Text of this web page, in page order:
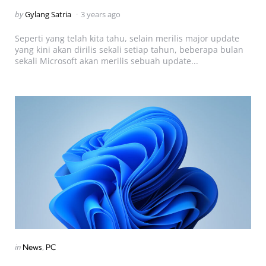
Posted
byGylang Satria 3 years ago
Seperti yang telah kita tahu, selain merilis major update
yang kini akan dirilis sekali setiap tahun, beberapa bulan
sekali Microsoft akan merilis sebuah update...
Categories
Posted
in News PC